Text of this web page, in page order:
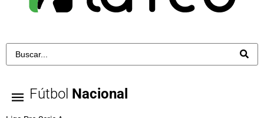
Fútbol Nacional